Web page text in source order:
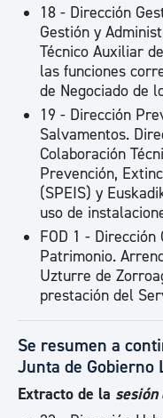
18 - Dirección
Gestión y
Técnico Auxiliar
las funciones
de Negociado de
19 - Dirección
Salvamentos.
Colaboración
Prevención,
(SPEIS) y
uso de
FOD 1 - Dirección
Patrimonio.
Uzturre de
prestación del
Se resumen a
Junta de Gobierno
Extracto de la sesión